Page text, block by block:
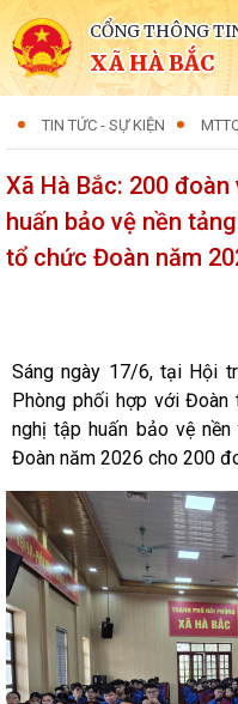
CỔNG THÔNG
XÃ HÀ BẮC
TIN TỨC - SỰ KIỆN
Xã Hà Bắc: 200
huấn bảo vệ nền
tổ chức Đoàn năm
Sáng ngày 17/6, tại Hội
Phòng phối hợp với Đoàn
nghị tập huấn bảo vệ
Đoàn năm 2026 cho 200